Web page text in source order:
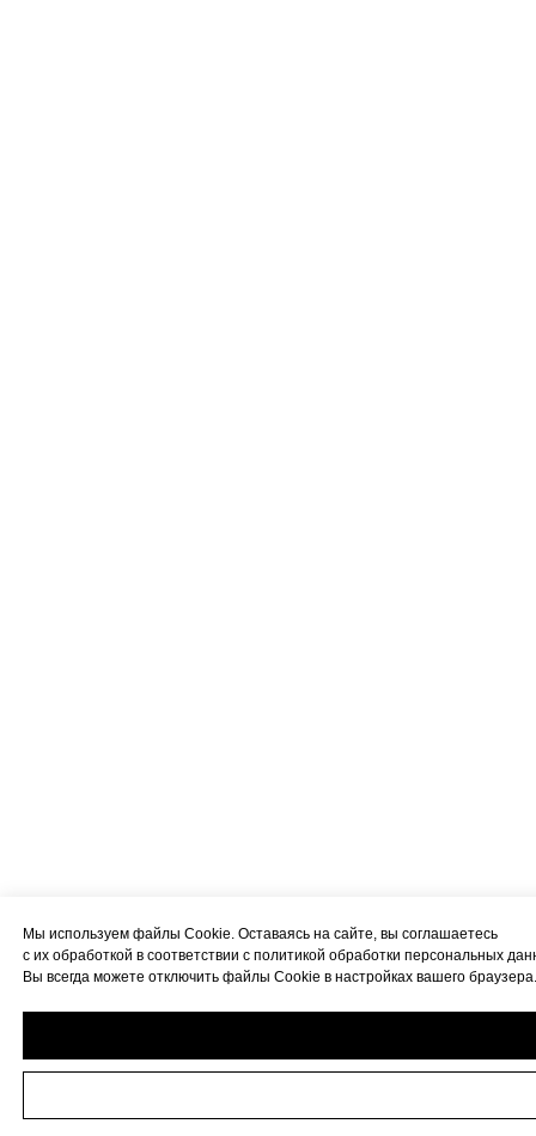
Мы используем файлы Cookie. Оставаясь на сайте, вы соглашаетесь
с их обработкой в соответствии с политикой обработки персональных
Вы всегда можете отключить файлы Cookie в настройках вашего браузера.